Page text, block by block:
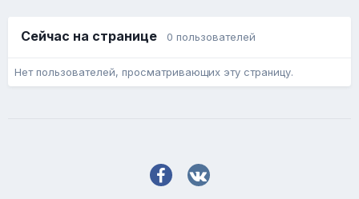
Сейчас на странице 0 пользователей
Нет пользователей, просматривающих эту страницу.